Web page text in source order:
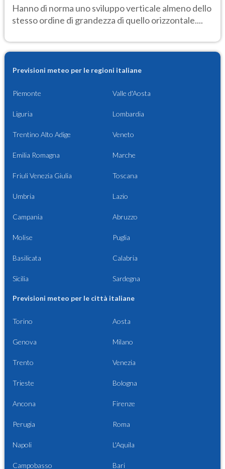
Hanno di norma uno sviluppo verticale almeno dello
stesso ordine di grandezza di quello orizzontale....
Previsioni meteo per le regioni italiane
Piemonte Valle d'Aosta
Liguria Lombardia
Trentino Alto Adige Veneto
Emilia Romagna Marche
Friuli Venezia Giulia Toscana
Umbria Lazio
Campania Abruzzo
Molise Puglia
Basilicata Calabria
Sicilia Sardegna
Previsioni meteo per le città italiane
Torino Aosta
Genova Milano
Trento Venezia
Trieste Bologna
Ancona Firenze
Perugia Roma
Napoli L'Aquila
Campobasso Bari